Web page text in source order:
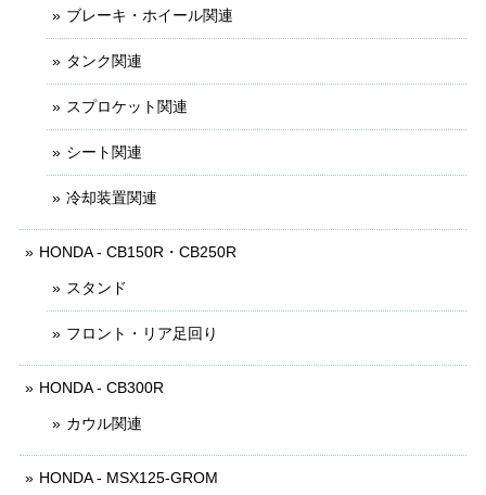
ブレーキ・ホイール関連
タンク関連
スプロケット関連
シート関連
冷却装置関連
HONDA - CB150R・CB250R
スタンド
フロント・リア足回り
HONDA - CB300R
カウル関連
HONDA - MSX125-GROM